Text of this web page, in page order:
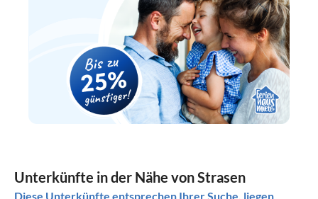
Unterkünfte in der Nähe von Strasen
Diese Unterkünfte entsprechen Ihrer Suche, liegen